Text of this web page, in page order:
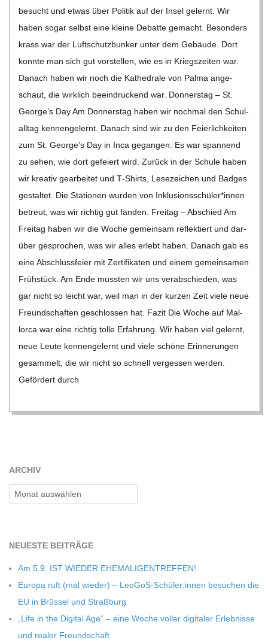
besucht und etwas über Poli­tik auf der Insel gelernt. Wir
haben sogar selbst eine kleine Debatte gemacht. Beson­ders
krass war der Luft­schutz­bun­ker unter dem Gebäude. Dort
konnte man sich gut vor­stel­len, wie es in Kriegs­zei­ten war.
Danach haben wir noch die Kathe­drale von Palma ange­
schaut, die wirk­lich beein­dru­ckend war. Don­ners­tag – St.
George’s Day Am Don­ners­tag haben wir noch­mal den Schul­
all­tag ken­nen­ge­lernt. Danach sind wir zu den Fei­er­lich­kei­ten
zum St. George’s Day in Inca gegan­gen. Es war span­nend
zu sehen, wie dort gefei­ert wird. Zurück in der Schule haben
wir krea­tiv gear­bei­tet und T‑Shirts, Lese­zei­chen und Bad­ges
gestal­tet. Die Sta­tio­nen wur­den von Inklusionsschüler*innen
betreut, was wir rich­tig gut fan­den. Frei­tag – Abschied Am
Frei­tag haben wir die Woche gemein­sam reflek­tiert und dar­
über gespro­chen, was wir alles erlebt haben. Danach gab es
eine Abschluss­feier mit Zer­ti­fi­ka­ten und einem gemein­sa­men
Früh­stück. Am Ende muss­ten wir uns ver­ab­schie­den, was
gar nicht so leicht war, weil man in der kur­zen Zeit viele neue
Freund­schaf­ten geschlos­sen hat. Fazit Die Woche auf Mal­
lorca war eine rich­tig tolle Erfah­rung. Wir haben viel gelernt,
neue Leute ken­nen­ge­lernt und viele schöne Erin­ne­run­gen
gesam­melt, die wir nicht so schnell ver­ges­sen wer­den.
Geför­dert durch
ARCHIV
Archiv
NEU­ESTE BEITRÄGE
Am 5.9. IST WIEDER EHEMALIGENTREFFEN!
Europa ruft (mal wie­der) – LeoGoS-Schüler:innen besu­chen die
EU in Brüs­sel und Straßburg
„Life in the Digi­tal Age“ – eine Woche vol­ler digi­ta­ler Erleb­nisse
und rea­ler Freundschaft